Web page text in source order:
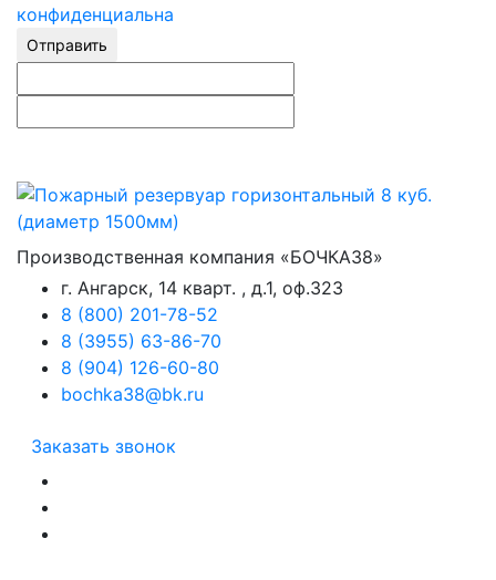
конфиденциальна
Отправить
Производственная компания «БОЧКА38»
г. Ангарск, 14 кварт. , д.1, оф.323
8 (800) 201-78-52
8 (3955) 63-86-70
8 (904) 126-60-80
bochka38@bk.ru
Заказать звонок